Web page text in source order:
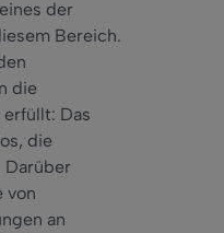
der
Bereich.
die
Das
die
Darüber
von
an